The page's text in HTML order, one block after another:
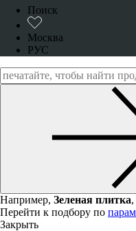
Поиск
Москва
РУС
Например, Зеленая плитка,
Перейти к подбору по
Закрыть